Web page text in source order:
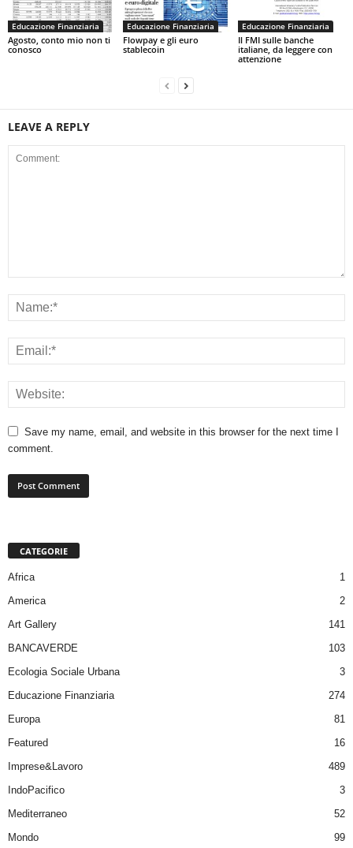
Educazione Finanziaria
Agosto, conto mio non ti
conosco
Educazione Finanziaria
Flowpay e gli euro
stablecoin
Educazione Finanziaria
Il FMI sulle banche
italiane, da leggere con
attenzione
LEAVE A REPLY
Save my name, email, and website in this browser for the next time I
comment.
CATEGORIE
Africa
1
America
2
Art Gallery
141
BANCAVERDE
103
Ecologia Sociale Urbana
3
Educazione Finanziaria
274
Europa
81
Featured
16
Imprese&Lavoro
489
IndoPacifico
3
Mediterraneo
52
Mondo
99